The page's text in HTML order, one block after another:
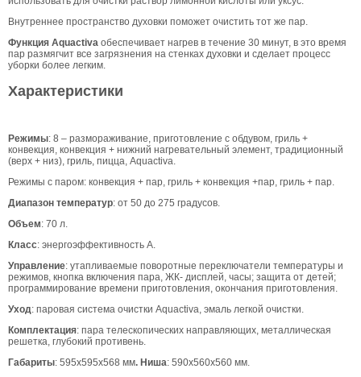
Внутреннее пространство духовки поможет очистить тот же пар.
Функция Aquactiva обеспечивает нагрев в течение 30 минут, в это время
пар размягчит все загрязнения на стенках духовки и сделает процесс
уборки более легким.
Характеристики
Режимы: 8 – размораживание, приготовление с обдувом, гриль +
конвекция, конвекция + нижний нагревательный элемент, традиционный
(верх + низ), гриль, пицца, Aquactiva.
Режимы с паром: конвекция + пар, гриль + конвекция +пар, гриль + пар.
Диапазон температур: от 50 до 275 градусов.
Объем: 70 л.
Класс: энергоэффективность А.
Управление: утапливаемые поворотные переключатели температуры и
режимов, кнопка включения пара, ЖК- дисплей, часы; защита от детей;
программирование времени приготовления, окончания приготовления.
Уход: паровая система очистки Aquactiva, эмаль легкой очистки.
Комплектация: пара телескопических направляющих, металлическая
решетка, глубокий противень.
Габариты: 595х595х568 мм. Ниша: 590х560х560 мм.